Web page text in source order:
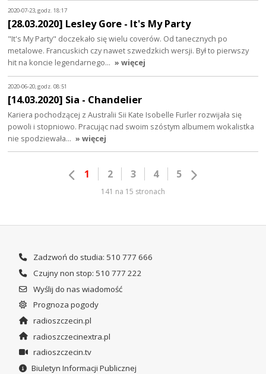
2020-07-23, godz. 18:17
[28.03.2020] Lesley Gore - It's My Party
"It's My Party" doczekało się wielu coverów. Od tanecznych po
metalowe. Francuskich czy nawet szwedzkich wersji. Był to pierwszy
hit na koncie legendarnego… » więcej
2020-06-20, godz. 08:51
[14.03.2020] Sia - Chandelier
Kariera pochodzącej z Australii Sii Kate Isobelle Furler rozwijała się
powoli i stopniowo. Pracując nad swoim szóstym albumem wokalistka
nie spodziewała… » więcej
1 2 3 4 5
141 na 15 stronach
Zadzwoń do studia: 510 777 666
Czujny non stop: 510 777 222
Wyślij do nas wiadomość
Prognoza pogody
radioszczecin.pl
radioszczecinextra.pl
radioszczecin.tv
Biuletyn Informacji Publicznej